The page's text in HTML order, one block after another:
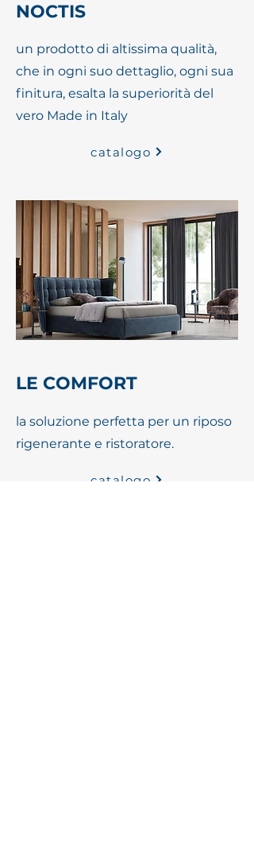
NOCTIS
un prodotto di altissima qualità,
che in ogni suo dettaglio, ogni sua
finitura, esalta la superiorità del
vero Made in Italy
catalogo
LE COMFORT
la soluzione perfetta per un riposo
rigenerante e ristoratore.
catalogo